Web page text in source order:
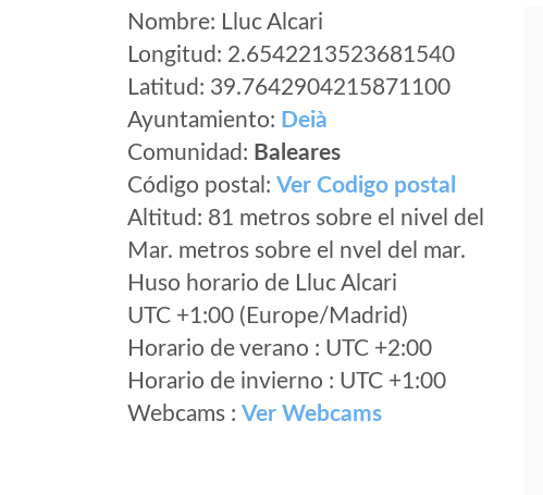
Nombre: Lluc Alcari
Longitud: 2.6542213523681540
Latitud: 39.7642904215871100
Ayuntamiento: Deià
Comunidad: Baleares
Código postal: Ver Codigo postal
Altitud: 81 metros sobre el nivel del
Mar. metros sobre el nvel del mar.
Huso horario de Lluc Alcari
UTC +1:00 (Europe/Madrid)
Horario de verano : UTC +2:00
Horario de invierno : UTC +1:00
Webcams : Ver Webcams